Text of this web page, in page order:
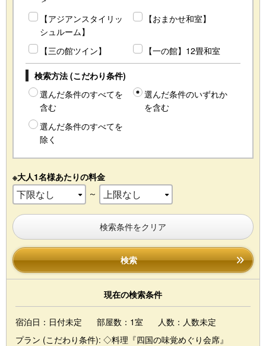
【アジアンスタイリッ
シュルーム】
【おまかせ和室】
【三の館ツイン】 【一の館】12畳和室
検索方法 (こだわり条件)
選んだ条件のすべてを
含む
選んだ条件のいずれか
を含む
選んだ条件のすべてを
除く
※大人1名様あたりの料金
～
検索条件をクリア
検索
現在の検索条件
宿泊日：日付未定 部屋数：1室
人数：人数未定
プラン (こだわり条件): ◇料理『四国の味覚めぐり会席』